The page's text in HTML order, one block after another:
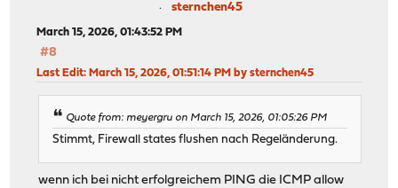
sternchen45
March 15, 2026, 01:43:52 PM
#8
Last Edit: March 15, 2026, 01:51:14 PM by sternchen45
Quote from: meyergru on March 15, 2026, 01:05:26 PM
Stimmt, Firewall states flushen nach Regeländerung.
wenn ich bei nicht erfolgreichem PING die ICMP allow